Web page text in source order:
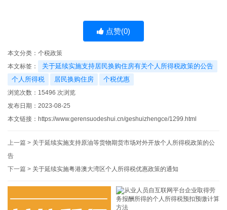
点赞(0)
本文分类： 个税政策
本文标签：
关于延续实施支持居民换购住房有关个人所得税政策的公告
个人所得税
居民换购住房 个税优惠
浏览次数： 15496 次浏览
发布日期：2023-08-25
本文链接： https://www.gerensuodeshui.cn/geshuizhengce/1299.html
上一篇 > 关于延续实施支持原油等货物期货市场对外开放个人所得税政策的公
告
下一篇 > 关于延续实施粤港澳大湾区个人所得税优惠政策的通知